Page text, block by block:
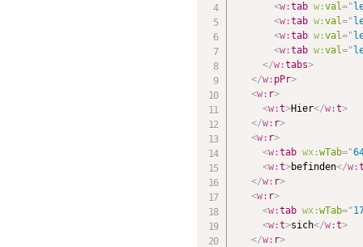
<w:tab w:val="
<w:tab w:val="
<w:tab w:val="
<w:tab w:val="
</w:tabs>
</w: pPr>
<w: r>
<w:t>Hier</w:t>
</w: r>
<w: r>
<w:tab wx:wTab="
<w:t>befinden</w:
</w: r>
<w: r>
<w:tab wx:wTab="
<w:t>sich</w:t>
</w: r>